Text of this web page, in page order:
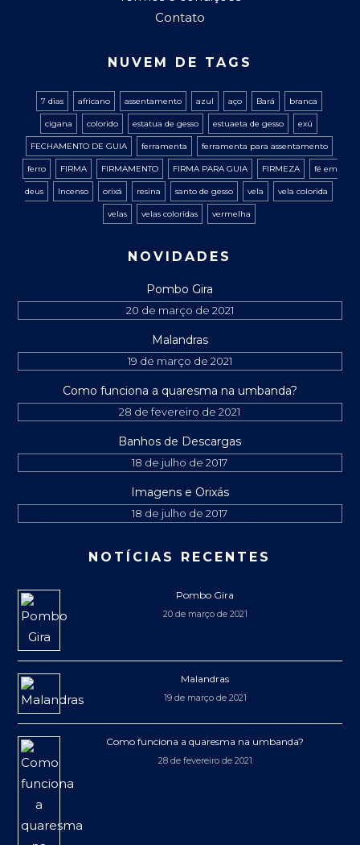
Contato
NUVEM DE TAGS
7 dias africano assentamento azul aço Bará branca
cigana colorido estatua de gesso estuaeta de gesso exú
FECHAMENTO DE GUIA ferramenta ferramenta para assentamento
ferro FIRMA FIRMAMENTO FIRMA PARA GUIA FIRMEZA fé em
deus Incenso orixá resina santo de gesso vela vela colorida
velas velas coloridas vermelha
NOVIDADES
Pombo Gira
20 de março de 2021
Malandras
19 de março de 2021
Como funciona a quaresma na umbanda?
28 de fevereiro de 2021
Banhos de Descargas
18 de julho de 2017
Imagens e Orixás
18 de julho de 2017
NOTÍCIAS RECENTES
Pombo Gira
20 de março de 2021
Malandras
19 de março de 2021
Como funciona a quaresma na umbanda?
28 de fevereiro de 2021